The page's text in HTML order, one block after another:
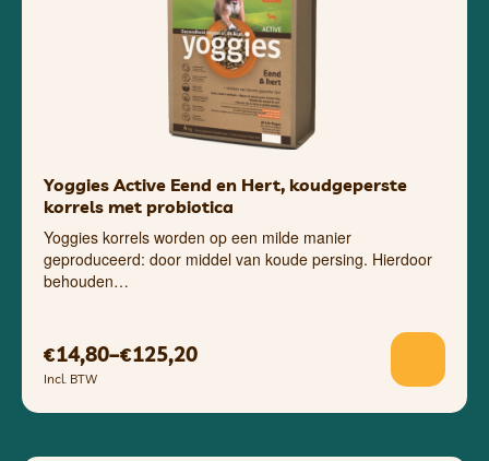
Yoggies Active Eend en Hert, koudgeperste
korrels met probiotica
Yoggies korrels worden op een milde manier
geproduceerd: door middel van koude persing. Hierdoor
behouden…
€14,80–€125,20
Incl. BTW